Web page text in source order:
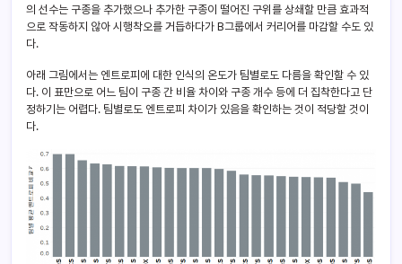
의 선수는 구종을 추가했으나 추가한 구종이 떨어진 구위를 상쇄할 만큼 효과적
으로 작동하지 않아 시행착오를 거듭하다가 B그룹에서 커리어를 마감할 수도 있
다.
아래 그림에서는 엔트로피에 대한 인식의 온도가 팀별로도 다름을 확인할 수 있
다. 이 표만으로 어느 팀이 구종 간 비율 차이와 구종 개수 등에 더 집착한다고 단
정하기는 어렵다. 팀별로도 엔트로피 차이가 있음을 확인하는 것이 적당할 것이
다.